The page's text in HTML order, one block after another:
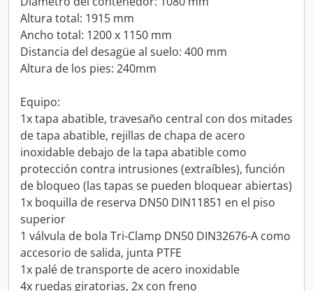
Altura total: 1915 mm
Ancho total: 1200 x 1150 mm
Distancia del desagüe al suelo: 400 mm
Altura de los pies: 240mm
Equipo:
1x tapa abatible, travesaño central con dos mitades
de tapa abatible, rejillas de chapa de acero
inoxidable debajo de la tapa abatible como
protección contra intrusiones (extraíbles), función
de bloqueo (las tapas se pueden bloquear abiertas)
1x boquilla de reserva DN50 DIN11851 en el piso
superior
1 válvula de bola Tri-Clamp DN50 DIN32676-A como
accesorio de salida, junta PTFE
1x palé de transporte de acero inoxidable
4x ruedas giratorias, 2x con freno